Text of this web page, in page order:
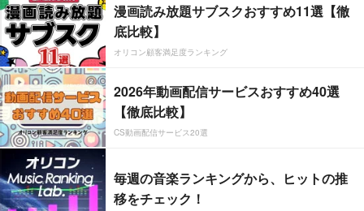
漫画読み放題サブスクおすすめ11選【徹
底比較】
オリコン顧客満足度ランキング
2026年動画配信サービスおすすめ40選
【徹底比較】
CS動画配信サービス20選
毎週の音楽ランキングから、ヒットの推
移をチェック！